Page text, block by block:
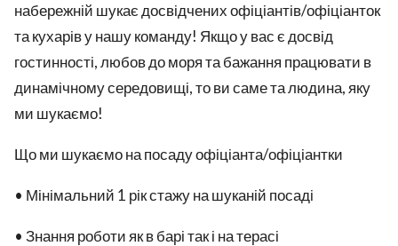
набережній шукає досвідчених офіціантів/офіціанток
та кухарів у нашу команду! Якщо у вас є досвід
гостинності, любов до моря та бажання працювати в
динамічному середовищі, то ви саме та людина, яку
ми шукаємо!
Що ми шукаємо на посаду офіціанта/офіціантки
• Мінімальний 1 рік стажу на шуканій посаді
• Знання роботи як в барі так і на терасі